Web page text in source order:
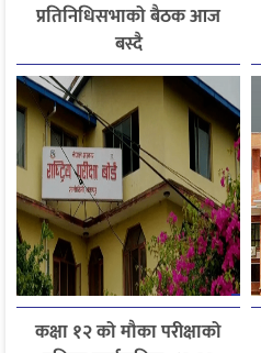
प्रतिनिधिसभाको बैठक आज
बस्दै
कक्षा १२ को मौका परीक्षाको